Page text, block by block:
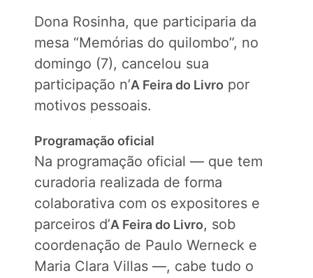
Dona Rosinha, que participaria da
mesa “Memórias do quilombo”, no
domingo (7), cancelou sua
participação n’A Feira do Livro por
motivos pessoais.
Programação oficial
Na programação oficial — que tem
curadoria realizada de forma
colaborativa com os expositores e
parceiros d’A Feira do Livro, sob
coordenação de Paulo Werneck e
Maria Clara Villas —, cabe tudo o